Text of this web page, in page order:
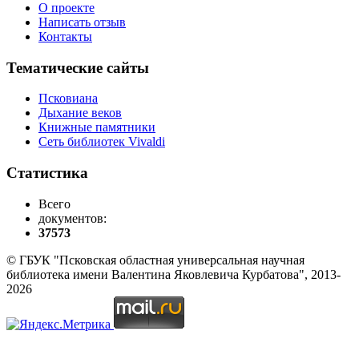
О проекте
Написать отзыв
Контакты
Тематические сайты
Псковиана
Дыхание веков
Книжные памятники
Сеть библиотек Vivaldi
Статистика
Всего
документов:
37573
© ГБУК "Псковская областная универсальная научная
библиотека имени Валентина Яковлевича Курбатова", 2013-
2026